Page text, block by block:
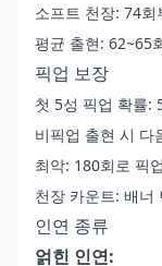
소프트 천장: 74
평균 출현: 62~65
픽업 보장
첫 5성 픽업 확률:
비픽업 출현 시 다
최악: 180회로 픽
천장 카운트: 배너
인연 종류
얽힌 인연: